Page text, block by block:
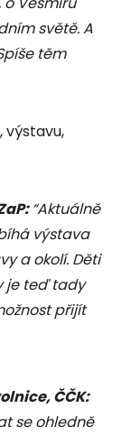
světě. A
těm
výstavu,
“Aktuálně
výstava
a okolí. Děti
je teď tady
přijít
ČČK:
se ohledně